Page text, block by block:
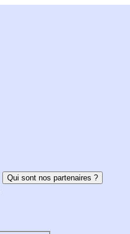
Qui sont nos partenaires ?